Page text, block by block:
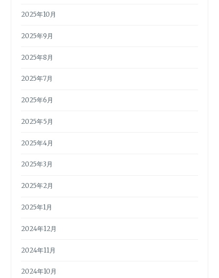
2025年10月
2025年9月
2025年8月
2025年7月
2025年6月
2025年5月
2025年4月
2025年3月
2025年2月
2025年1月
2024年12月
2024年11月
2024年10月